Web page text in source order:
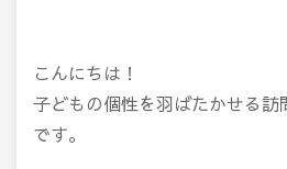
こんにちは！
子どもの個性を羽ばたかせる訪
です。